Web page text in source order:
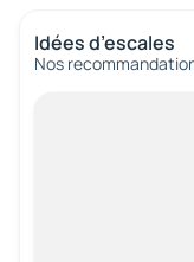
Idées d’escales
Nos